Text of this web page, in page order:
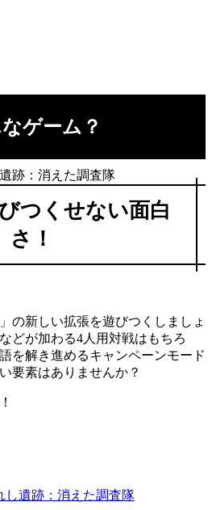
ゲーム？
つくせない面白
さ！
の新しい拡張を遊びつくしましょ
どが加わる4人用対戦はもちろ
を解き進めるキャンペーンモード
要素はありませんか？
し遺跡：消えた調査隊